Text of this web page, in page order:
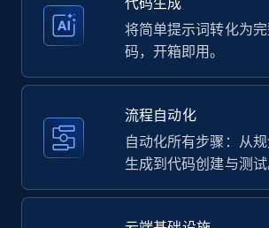
Amazon products - Collects
Title, Seller name, Brand, Description,
price, Currency, Availability, Reviews
将简单提示词转化为
码，开箱即用。
流程自动化
自动化所有步骤：从
生成到代码创建与测试